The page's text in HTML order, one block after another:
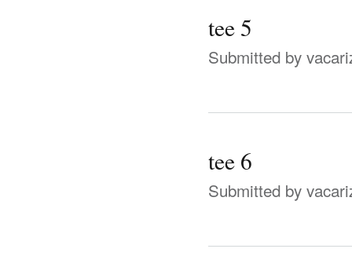
tee 5
Submitted by
tee 6
Submitted by